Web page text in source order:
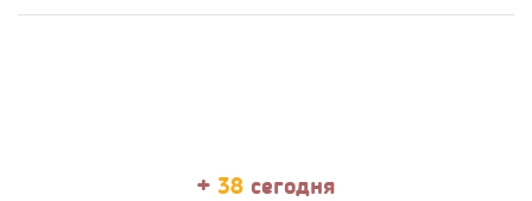
+ 44 сегодня